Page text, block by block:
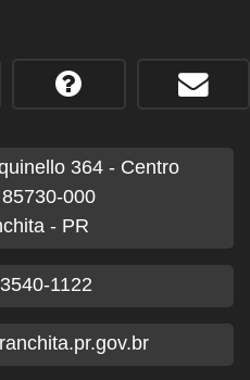
364 - Centro
000
- PR
1122